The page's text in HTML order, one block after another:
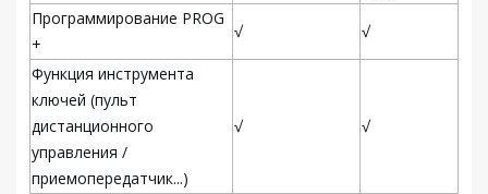
Программирование PROG
+
√ √
Функция инструмента
ключей (пульт
дистанционного
управления /
приемопередатчик...)
√ √